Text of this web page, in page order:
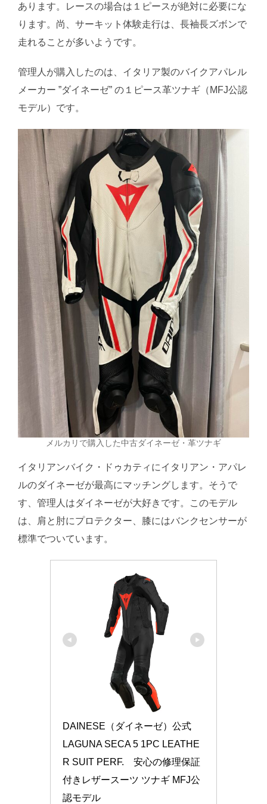
あります。レースの場合は１ピースが絶対に必要にな
ります。尚、サーキット体験走行は、長袖長ズボンで
走れることが多いようです。
管理人が購入したのは、イタリア製のバイクアパレル
メーカー ”ダイネーゼ” の１ピース革ツナギ（MFJ公認
モデル）です。
メルカリで購入した中古ダイネーゼ・革ツナギ
イタリアンバイク・ドゥカティにイタリアン・アパレ
ルのダイネーゼが最高にマッチングします。そうで
す、管理人はダイネーゼが大好きです。このモデル
は、肩と肘にプロテクター、膝にはバンクセンサーが
標準でついています。
DAINESE（ダイネーゼ）公式
LAGUNA SECA 5 1PC LEATHE
R SUIT PERF.　安心の修理保証
付きレザースーツ ツナギ MFJ公
認モデル